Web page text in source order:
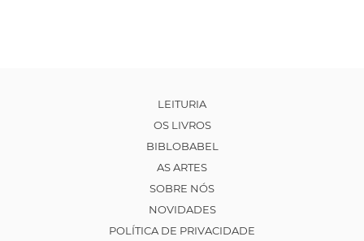
LEITURIA
OS LIVROS
BIBLOBABEL
AS ARTES
SOBRE NÓS
NOVIDADES
POLÍTICA DE PRIVACIDADE